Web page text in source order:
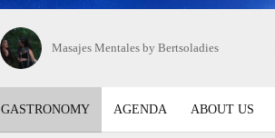
Masajes Mentales by Bertsoladies
GASTRONOMY AGENDA ABOUT US